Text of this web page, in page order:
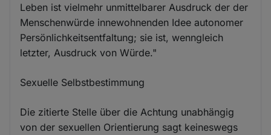
Leben ist vielmehr unmittelbarer Ausdruck der der
Menschenwürde innewohnenden Idee autonomer
Persönlichkeitsentfaltung; sie ist, wenngleich
letzter, Ausdruck von Würde."
Sexuelle Selbstbestimmung
Die zitierte Stelle über die Achtung unabhängig
von der sexuellen Orientierung sagt keineswegs